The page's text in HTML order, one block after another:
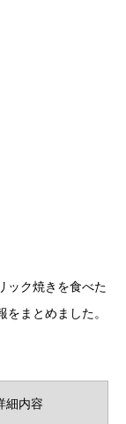
ック焼きを食べた
まとめました。
細内容